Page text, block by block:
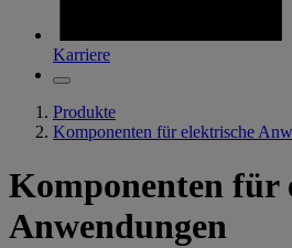
Karriere
Produkte
Komponenten für elektrische
Komponenten für
Anwendungen